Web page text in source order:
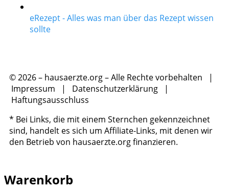
eRezept - Alles was man über das Rezept wissen
sollte
© 2026 – hausaerzte.org – Alle Rechte vorbehalten |
Impressum | Datenschutzerklärung |
Haftungsausschluss
* Bei Links, die mit einem Sternchen gekennzeichnet
sind, handelt es sich um Affiliate-Links, mit denen wir
den Betrieb von hausaerzte.org finanzieren.
Warenkorb